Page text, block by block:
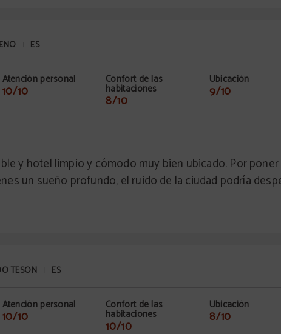
ES
Atención personal
10/10
Confort de las
habitaciones
8/10
Ubicación
9/10
y hotel limpio y cómodo muy bien ubicado. Por
un sueño profundo, el ruido de la ciudad podría
TESON ES
Atención personal
10/10
Confort de las
habitaciones
10/10
Ubicación
8/10